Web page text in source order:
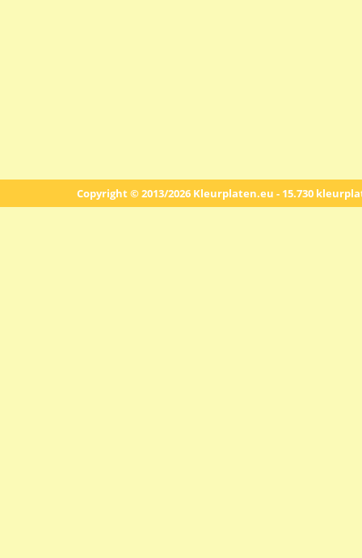
Copyright © 2013/2026 Kleurplaten.eu - 15.730